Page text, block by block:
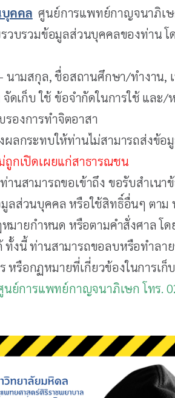
บุคคล ศูนย์การแพทย์กาญจนาภิเ
วบรวมข้อมูลส่วนบุคคลของท่าน โ
ามสกุล, ชื่อสถานศึกษา/ทำงาน,
จัดเก็บ ใช้ ข้อจำกัดในการใช้ แล
องการทำจิตอาสา
ลกระทบให้ท่านไม่สามารถส่งข้อ
กเปิดเผยแก่สาธารณชน
นสามารถขอเข้าถึง ขอรับสำเน
มูลส่วนบุคคล หรือใช้สิทธิ์อื่นๆ ตา
มายกำหนด หรือตามคำสั่งศาล
ทั้งนี้ ท่านสามารถขอลบหรือทำล
รือกฏหมายที่เกี่ยวข้องในการเก็
ย์การแพทย์กาญจนาภิเษก โทร.